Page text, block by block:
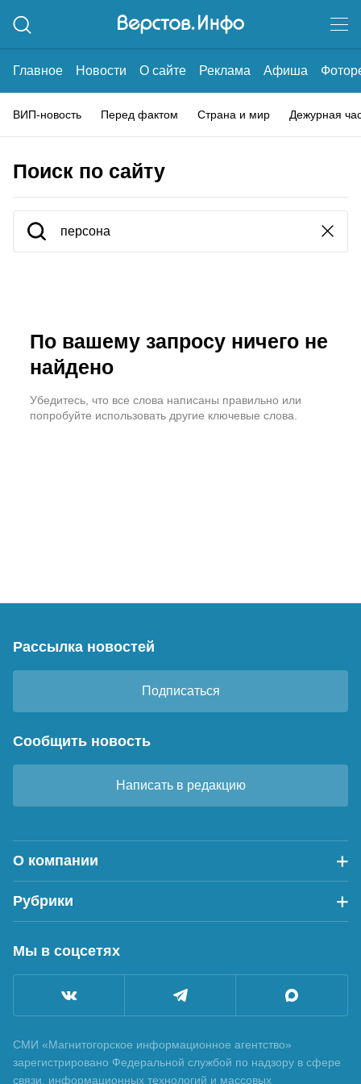
Главное Новости О сайте Реклама Афиша
ВИП-новость Перед фактом Страна и мир Дежурная
Поиск по сайту
По вашему запросу ничего не
найдено
Убедитесь, что все слова написаны правильно или
попробуйте использовать другие ключевые слова.
Рассылка новостей
Подписаться
Сообщить новость
Написать в редакцию
О компании
Рубрики
Мы в соцсетях
СМИ «Магнитогорское информационное агентство»
зарегистрировано Федеральной службой по надзору в сфере
связи, информационных технологий и массовых